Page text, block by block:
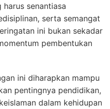
senantiasa
serta semangat
ini bukan sekadar
pembentukan
ini diharapkan mampu
pentingnya pendidikan,
dalam kehidupan